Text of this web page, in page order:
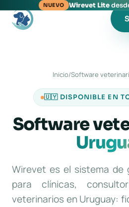
NUEVO Wirevet Lite
Inicio/Software
🇺🇾 DISPONIBLE EN
Software
Wirevet es el sistema de
para clínicas,
veterinarios en Uruguay: